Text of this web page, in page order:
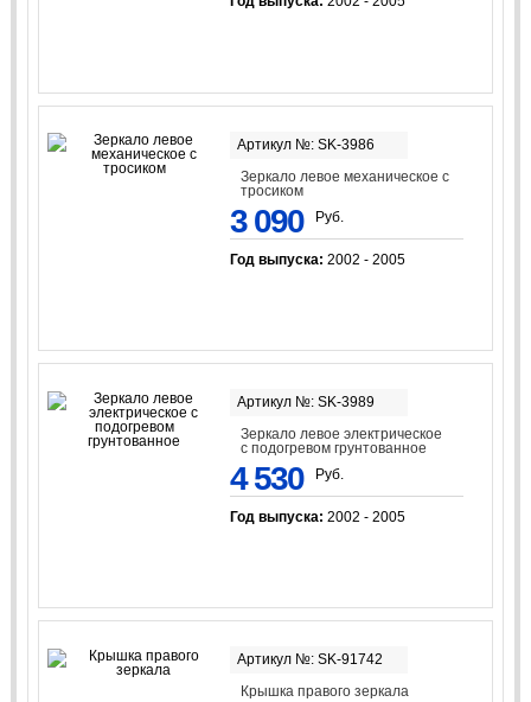
Артикул №: SK-3986
Зеркало левое механическое с
тросиком
3 090 Руб.
Год выпуска: 2002 - 2005
Артикул №: SK-3989
Зеркало левое электрическое
с подогревом грунтованное
4 530 Руб.
Год выпуска: 2002 - 2005
Артикул №: SK-91742
Крышка правого зеркала